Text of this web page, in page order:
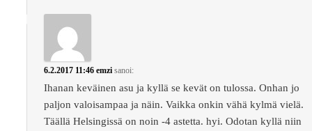
6.2.2017 11:46 emzi sanoi:
Ihanan keväinen asu ja kyllä se kevät on tulossa. Onhan jo
paljon valoisampaa ja näin. Vaikka onkin vähä kylmä vielä.
Täällä Helsingissä on noin -4 astetta. hyi. Odotan kyllä niin